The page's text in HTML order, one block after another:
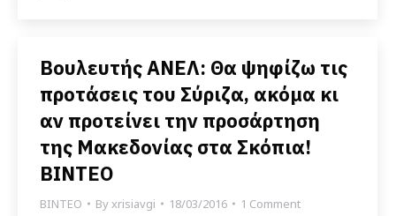
Βουλευτής ΑΝΕΛ: Θα ψηφίζω τις
προτάσεις του Σύριζα, ακόμα κι
αν προτείνει την προσάρτηση
της Μακεδονίας στα Σκόπια!
ΒΙΝΤΕΟ
ΒΙΝΤΕΟ Byxrisiavgi 18/03/2016 1 Comment